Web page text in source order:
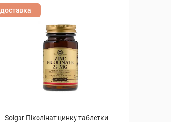
доставка
Solgar Піколінат цинку таблетки